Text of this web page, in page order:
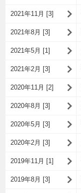
2021年11月 [3]
2021年8月 [3]
2021年5月 [1]
2021年2月 [3]
2020年11月 [2]
2020年8月 [3]
2020年5月 [3]
2020年2月 [3]
2019年11月 [1]
2019年8月 [3]